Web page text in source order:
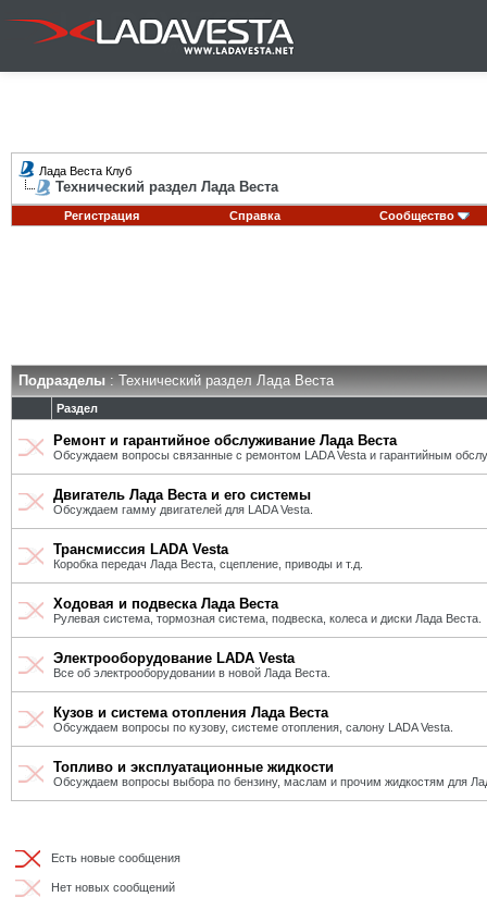
Лада Веста Клуб
Технический раздел Лада Веста
Регистрация Справка Сообщество
Подразделы: Технический раздел Лада Веста
Раздел
Ремонт и гарантийное обслуживание Лада Веста
Обсуждаем вопросы связанные с ремонтом LADA Vesta и гарантийным
Двигатель Лада Веста и его системы
Обсуждаем гамму двигателей для LADA Vesta.
Трансмиссия LADA Vesta
Коробка передач Лада Веста, сцепление, приводы и т.д.
Ходовая и подвеска Лада Веста
Рулевая система, тормозная система, подвеска, колеса и диски Лада Веста.
Электрооборудование LADA Vesta
Все об электрооборудовании в новой Лада Веста.
Кузов и система отопления Лада Веста
Обсуждаем вопросы по кузову, системе отопления, салону LADA Vesta.
Топливо и эксплуатационные жидкости
Обсуждаем вопросы выбора по бензину, маслам и прочим жидкостям для
Есть новые сообщения
Нет новых сообщений